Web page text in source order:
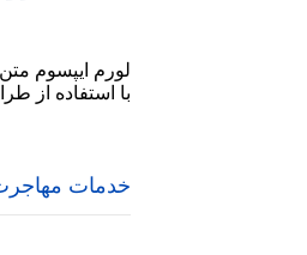
لورم ایپسوم
با استفاده از
خدمات